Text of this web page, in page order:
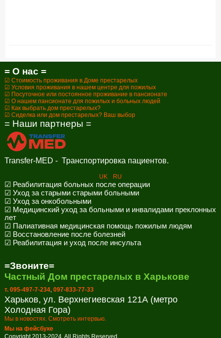
= О нас =
☑ Стоимость проживания в Доме престарелых
☑ Условия проживания в нашем центре для пожилых
☑ Посуточное или постоянное проживание в пансионате
☑ О нашем пансионате для пожилых и больных людей
☑ Как выбрать дом престарелых?
☑ Сиделка или дом престарелых? Ваш выбор
= Наши партнеры =
Transfer-MED - Транспортировка пациентов.
UK RU
☑ Реабилитация больных после операции
☑ Уход за старыми старыми больными
☑ Уход за онкобольными
☑ Медицинский уход за больными и инвалидами преклонных
лет
☑ Палиативная медицинская помощь пожилым людям
☑ Восстановление после болезней
☑ Реабилитация и уход после инсульта
=Звоните=
Частный Дом престарелых в Харькове
т. 095-497-7-234, 097-833-77-33
Харьков, ул. Верхнегиевская 121А (метро
Холодная Гора)
Мы в новостях. Смотреть интервью.
Мы на фейсбуке
Copyright 2013-2024. All Rights Reserved.